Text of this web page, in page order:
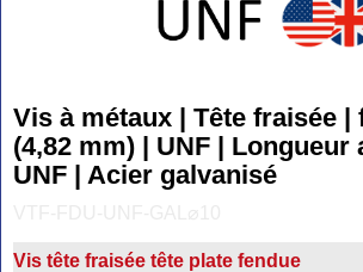
Vis à métaux | Tête fraisée |
(4,82 mm) | UNF | Longueur
UNF | Acier galvanisé
Vis tête fraisée tête plate fendue